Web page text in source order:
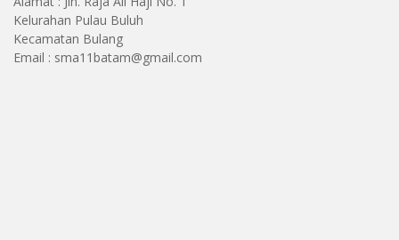
Kelurahan Pulau Buluh
Kecamatan Bulang
Email : sma11batam@gmail.com